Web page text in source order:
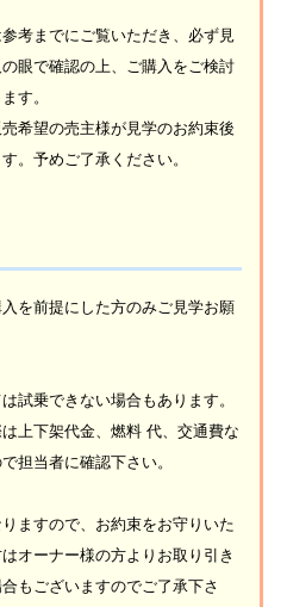
考までにご覧いただき、必ず見
眼で確認の上、ご購入をご検討
す。
希望の売主様が見学のお約束後
。予めご了承ください。
を前提にした方のみご見学お願
試乗できない場合もあります。
上下架代金、燃料 代、交通費な
担当者に確認下さい。
ますので、お約束をお守りいた
オーナー様の方よりお取り引き
もございますのでご了承下さ